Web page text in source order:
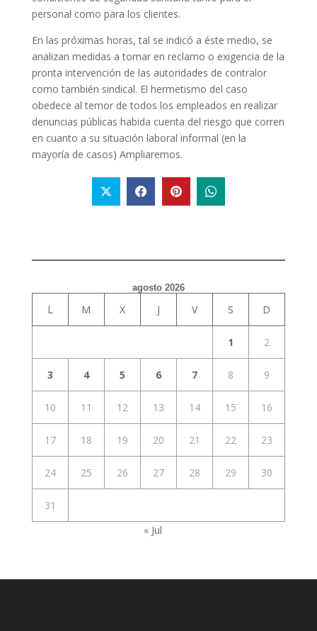
personal como para los clientes.
En las próximas horas, tal se indicó a éste medio, se
analizan medidas a tomar en reclamo o exigencia de la
pronta intervención de las autoridades de contralor
como también sindical. El hermetismo del caso
obedece al temor de todos los empleados en realizar
denuncias públicas habida cuenta del riesgo que corren
en cuanto a su situación laboral informal (en la
mayoría de casos) Ampliaremos.
agosto 2026
L M X J V S D
1 2
3 4 5 6 7 8 9
10 11 12 13 14 15 16
17 18 19 20 21 22 23
24 25 26 27 28 29 30
31
« Jul